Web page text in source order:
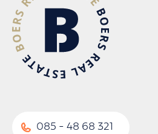
085 - 48 68 321